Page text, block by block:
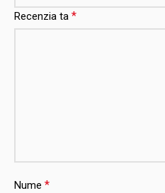
Recenzia ta *
Nume *